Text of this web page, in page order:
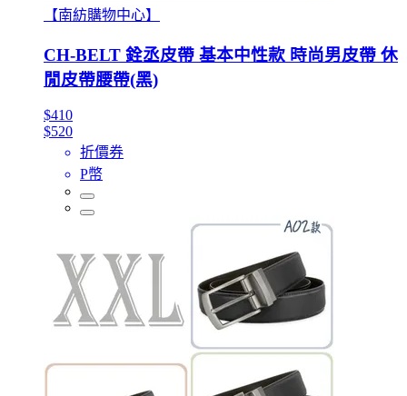
【南紡購物中心】
CH-BELT 銓丞皮帶 基本中性款 時尚男皮帶 休
閒皮帶腰帶(黑)
$410
$520
折價券
P幣